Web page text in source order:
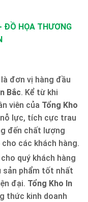
ĐỒ HỌA THƯƠNG
đơn vị hàng đầu
Bắc. Kể từ khi
viên của Tổng Kho
lực, tích cực trau
đến chất lượng
các khách hàng.
quý khách hàng
sản phẩm tốt nhất
đại. Tổng Kho In
thức kinh doanh